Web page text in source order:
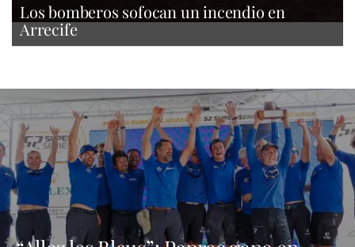
Los bomberos sofocan un incendio en
Arrecife